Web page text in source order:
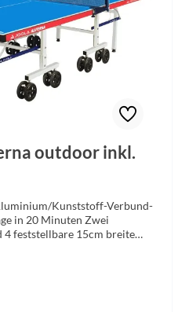
outdoor inkl.
Kunststoff-Verbund-
in 20 Minuten Zwei
feststellbare 15cm breite
entsprechend EN 14468-1